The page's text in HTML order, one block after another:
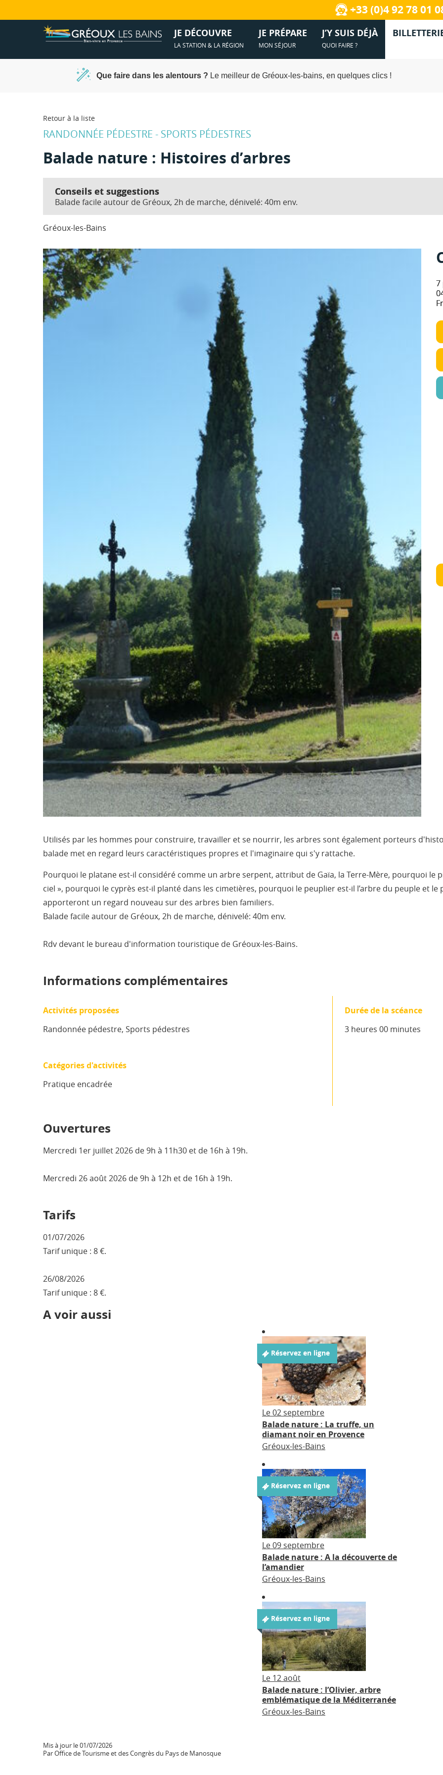
+33 (0)4 92 78 01
JE DÉCOUVRE
LA STATION & LA RÉGION
Manosque, la cité de Jean Giono
Vidéos de Gréoux-les-Bains et
Podcast
JE PRÉPARE
MON SÉJOUR
Comment venir à Gréoux-les-Bains ?
Documentations
J’Y SUIS DÉJÀ
QUOI FAIRE ?
Terroir et saveurs
Commerces et services
Informations pratiques
Que faire dans les alentours ? Le meilleur de Gréoux-les-bains, en quelques clics !
Retour à la liste
RANDONNÉE PÉDESTRE - SPORTS PÉDESTRES
Balade nature : Histoires d’arbres
Conseils et suggestions
Balade facile autour de Gréoux, 2h de marche, dénivelé: 40m env.
Gréoux-les-Bains
7
Utilisés par les hommes pour construire, travailler et se nourrir, les arbres sont également porteurs
balade met en regard leurs caractéristiques propres et l'imaginaire qui s'y rattache.
Pourquoi le platane est-il considéré comme un arbre serpent, attribut de Gaïa, la Terre-Mère, pourquoi le
ciel », pourquoi le cyprès est-il planté dans les cimetières, pourquoi le peuplier est-il l’arbre du peuple et
apporteront un regard nouveau sur des arbres bien familiers.
Balade facile autour de Gréoux, 2h de marche, dénivelé: 40m env.
Rdv devant le bureau d'information touristique de Gréoux-les-Bains.
Informations complémentaires
Activités proposées
Randonnée pédestre, Sports pédestres
Catégories d'activités
Pratique encadrée
Durée de la scéance
3 heures 00 minutes
Ouvertures
Mercredi 1er juillet 2026 de 9h à 11h30 et de 16h à 19h.
Mercredi 26 août 2026 de 9h à 12h et de 16h à 19h.
Tarifs
01/07/2026
Tarif unique : 8 €.
26/08/2026
Tarif unique : 8 €.
A voir aussi
Réservez en ligne
Le 02 septembre
Balade nature : La truffe, un
diamant noir en Provence
Gréoux-les-Bains
Réservez en ligne
Le 09 septembre
Balade nature : A la découverte de
l’amandier
Gréoux-les-Bains
Réservez en ligne
Le 12 août
Balade nature : l’Olivier, arbre
emblématique de la Méditerranée
Gréoux-les-Bains
Mis à jour le 01/07/2026
Par Office de Tourisme et des Congrès du Pays de Manosque